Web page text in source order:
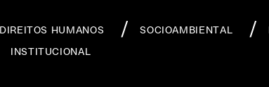
DIREITOS HUMANOS SOCIOAMBIENTAL
INSTITUCIONAL